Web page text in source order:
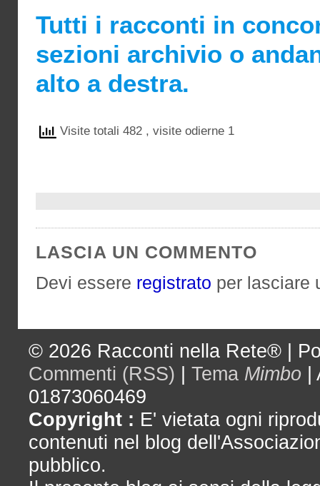
Tutti i racconti in
sezioni archivio o
alto a destra.
Visite totali 482 , visite odierne 1
LASCIA UN COMMENTO
Devi essere registrato per lasciare
© 2026 Racconti nella Rete® |
Commenti (RSS) | Tema Mimbo |
01873060469
Copyright : E' vietata ogni
contenuti nel blog
pubblico.